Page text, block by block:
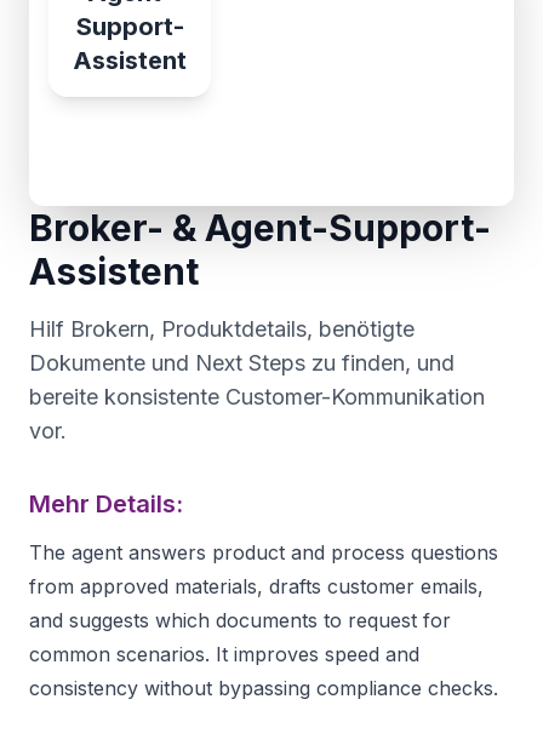
Support-
Assistent
Broker- & Agent-Support-
Assistent
Hilf Brokern, Produktdetails, benötigte
Dokumente und Next Steps zu finden, und
bereite konsistente Customer-Kommunikation
vor.
Mehr Details:
The agent answers product and process questions
from approved materials, drafts customer emails,
and suggests which documents to request for
common scenarios. It improves speed and
consistency without bypassing compliance checks.